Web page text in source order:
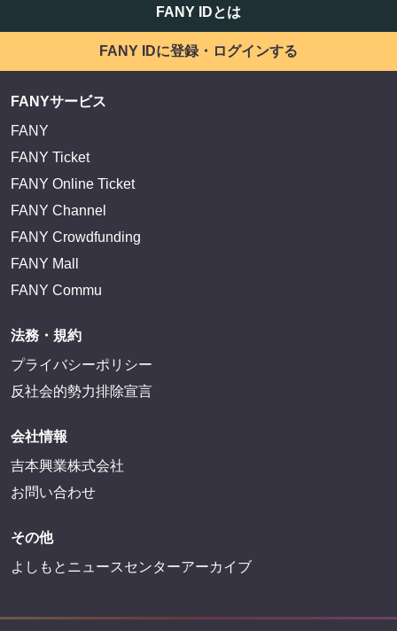
FANY IDとは
FANY IDに登録・ログインする
FANYサービス
FANY
FANY Ticket
FANY Online Ticket
FANY Channel
FANY Crowdfunding
FANY Mall
FANY Commu
法務・規約
プライバシーポリシー
反社会的勢力排除宣言
会社情報
吉本興業株式会社
お問い合わせ
その他
よしもとニュースセンターアーカイブ